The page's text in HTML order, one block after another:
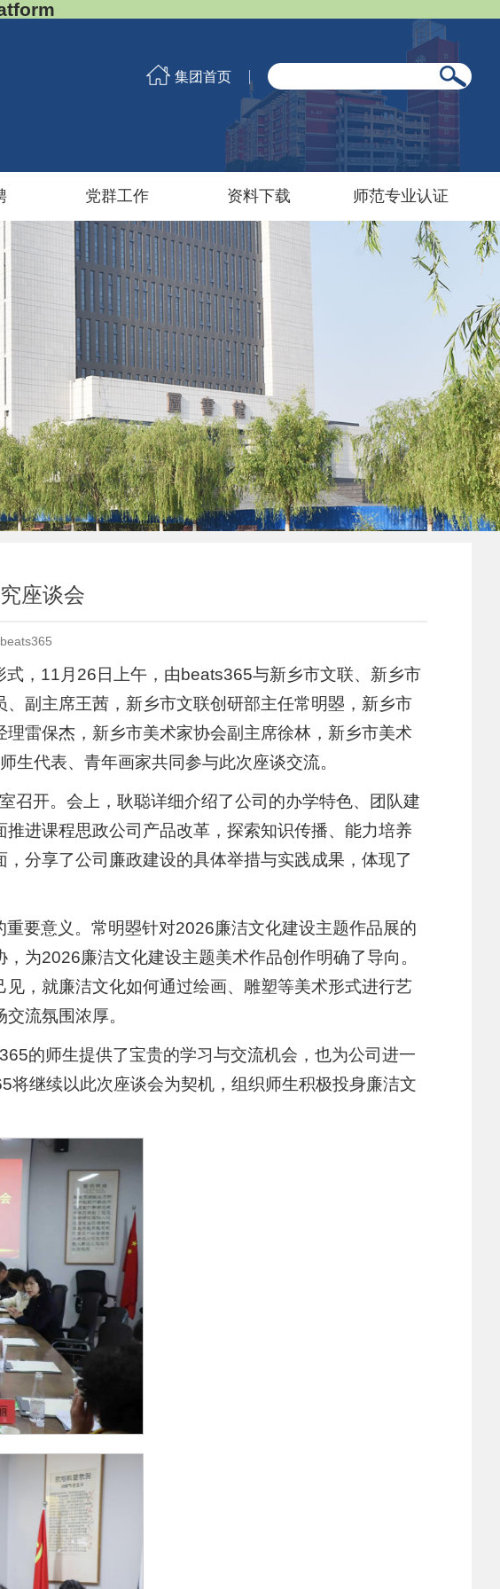
集团首页
党群工作 资料下载 师范专业认证
座谈会
，11月26日上午，由beats365与新乡市文联、新乡市
副主席王茜，新乡市文联创研部主任常明曌，新乡市
雷保杰，新乡市美术家协会副主席徐林，新乡市美术
代表、青年画家共同参与此次座谈交流。
召开。会上，耿聪详细介绍了公司的办学特色、团队建
进课程思政公司产品改革，探索知识传播、能力培养
分享了公司廉政建设的具体举措与实践成果，体现了
要意义。常明曌针对2026廉洁文化建设主题作品展的
为2026廉洁文化建设主题美术作品创作明确了导向。
，就廉洁文化如何通过绘画、雕塑等美术形式进行艺
流氛围浓厚。
的师生提供了宝贵的学习与交流机会，也为公司进一
继续以此次座谈会为契机，组织师生积极投身廉洁文